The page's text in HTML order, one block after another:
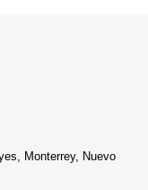
Monterrey, Nuevo